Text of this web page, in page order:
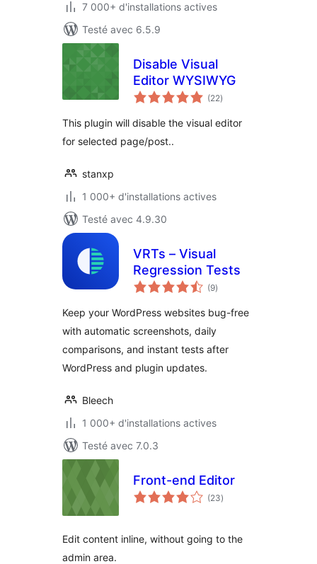
7 000+ d'installations actives
Testé avec 6.5.9
Disable Visual
Editor WYSIWYG
(22notes
en
)
This plugin will disable the visual editor
for selected page/post..
stanxp
1 000+ d'installations actives
Testé avec 4.9.30
VRTs – Visual
Regression Tests
(9notes
en
)
Keep your WordPress websites bug-free
with automatic screenshots, daily
comparisons, and instant tests after
WordPress and plugin updates.
Bleech
1 000+ d'installations actives
Testé avec 7.0.3
Front-end Editor
(23notes
en
)
Edit content inline, without going to the
admin area.